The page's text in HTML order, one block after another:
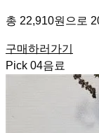
총 22,910원으로
구매하러가기
Pick 04음료